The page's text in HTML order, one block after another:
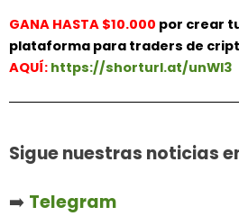
GANA HASTA $10.000 por crear
plataforma para traders de
AQUÍ: https://shorturl.at/unWl3
Sigue nuestras noticias
➡️ Telegram